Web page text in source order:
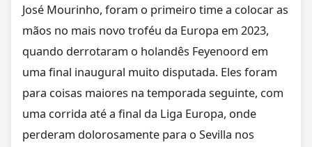
José Mourinho, foram o primeiro time a colocar as
mãos no mais novo troféu da Europa em 2023,
quando derrotaram o holandês Feyenoord em
uma final inaugural muito disputada. Eles foram
para coisas maiores na temporada seguinte, com
uma corrida até a final da Liga Europa, onde
perderam dolorosamente para o Sevilla nos